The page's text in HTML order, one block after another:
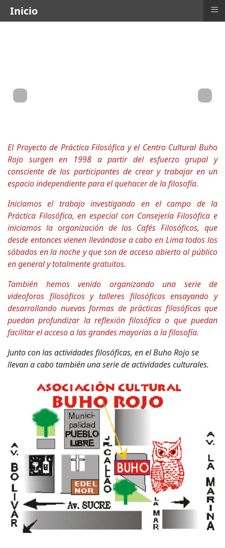
El Proyecto de Práctica Filosófica y el Centro Cultural Buho
Rojo surgen en 1998 a partir del esfuerzo grupal y
consciente de los participantes de crear y trabajar en un
espacio independiente para el quehacer de la filosofía.
Iniciamos el trabajo investigando en el campo de la
Práctica Filosófica, en especial con Consejería Filosófica e
iniciamos la organización de los Cafés Filosóficos, que
desde entonces vienen llevándose a cabo en Lima todos los
sábados en la noche y que son de acceso abierto al público
en general y totalmente gratuitos.
También hemos venido organizando una serie de
videoforos filosóficos y talleres filosóficos ensayando y
desarrollando nuevas formas de prácticas filosóficas que
puedan profundizar la reflexión filosófica o que puedan
facilitar el acceso a las grandes mayorías a la filosofía.
Junto con las actividades filosóficas, en el Buho Rojo se
llevan a cabo también una serie de actividades culturales.
Inicio ≡